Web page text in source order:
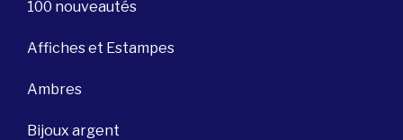
100 nouveautés
Affiches et Estampes
Ambres
Bijoux argent